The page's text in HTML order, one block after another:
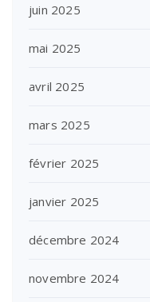
juin 2025
mai 2025
avril 2025
mars 2025
février 2025
janvier 2025
décembre 2024
novembre 2024